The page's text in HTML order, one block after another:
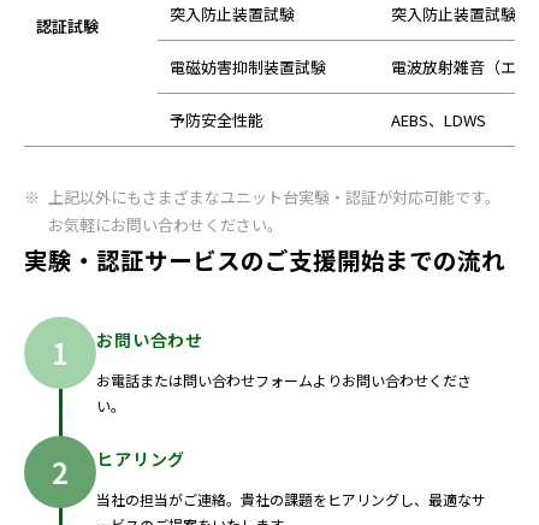
認証試験
突入防止装置試験 突入防止装置試験
電磁妨害抑制装置試験 電波放射雑音（エ
予防安全性能 AEBS、LDWS
上記以外にもさまざまなユニット台実験・認証が対応可能です。
お気軽にお問い合わせください。
実験・認証サービスのご支援開始までの流れ
お問い合わせ
お電話または問い合わせフォームよりお問い合わせくださ
い。
ヒアリング
当社の担当がご連絡。貴社の課題をヒアリングし、最適なサ